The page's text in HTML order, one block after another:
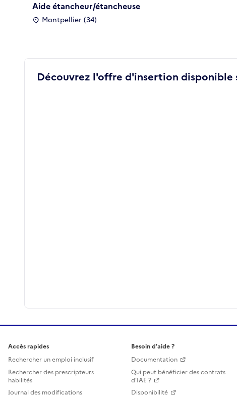
Aide étancheur/étancheuse
Montpellier (34)
Découvrez l'offre d'insertion
Accès rapides
Rechercher un emploi inclusif
Rechercher des prescripteurs
habilités
Journal des modifications
Besoin d'aide ?
Documentation
Qui peut bénéficier des contrats
d'IAE ?
Disponibilité